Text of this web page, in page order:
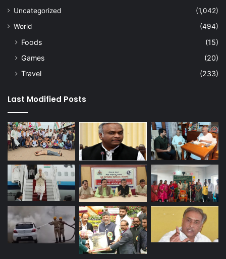
Uncategorized
(1,042)
World
(494)
Foods
(15)
Games
(20)
Travel
(233)
Last Modified Posts